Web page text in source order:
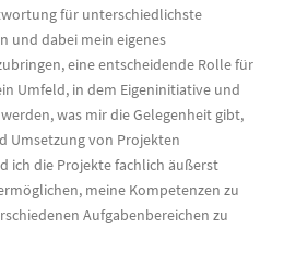
für unterschiedlichste
und dabei mein eigenes
eine entscheidende Rolle für
Umfeld, in dem Eigeninitiative und
was mir die Gelegenheit gibt,
Umsetzung von Projekten
ich die Projekte fachlich äußerst
meine Kompetenzen zu
Aufgabenbereichen zu